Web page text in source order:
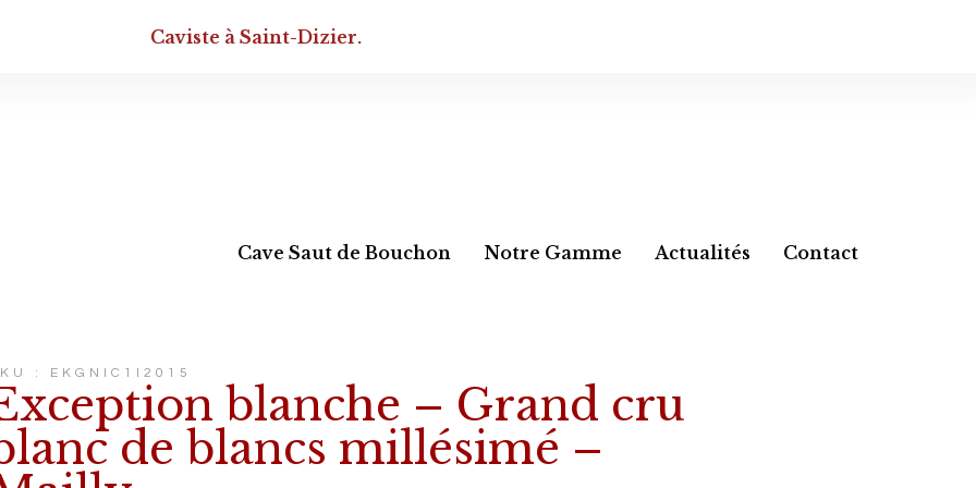
Caviste à Saint-Dizier.
Cave Saut de Bouchon Notre Gamme Actualités Contact
: EKGNIC1I2015
blanche – Grand cru
de blancs millésimé –